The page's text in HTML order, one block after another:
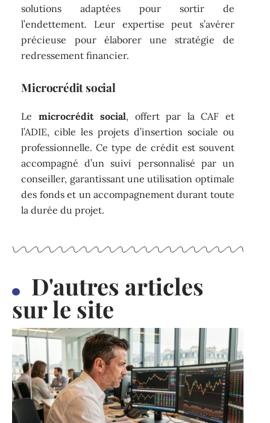
solutions adaptées pour sortir de
l’endettement. Leur expertise peut s’avérer
précieuse pour élaborer une stratégie de
redressement financier.
Microcrédit social
Le microcrédit social, offert par la CAF et
l’ADIE, cible les projets d’insertion sociale ou
professionnelle. Ce type de crédit est souvent
accompagné d’un suivi personnalisé par un
conseiller, garantissant une utilisation optimale
des fonds et un accompagnement durant toute
la durée du projet.
D'autres articles
sur le site